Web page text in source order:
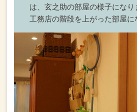
は、玄之助の部屋の様子になり
工務店の階段を上がった部屋に